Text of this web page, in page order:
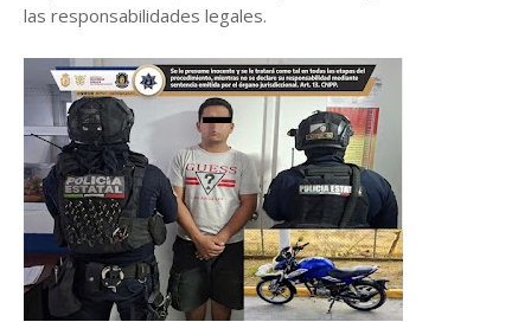
las responsabilidades legales.